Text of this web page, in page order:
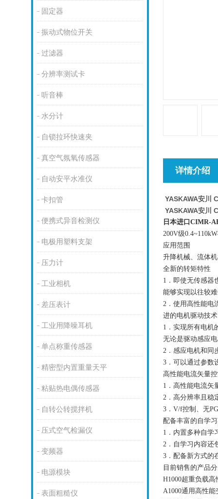
固定器
振动式物位开关
过滤器
分辨率测试卡
听音棒
水分计
自锁拉环快速夹
真空气氛氧传感器
自动安平水准仪
卡扣管
便携式异音检测仪
电极用塑料支架
压力计
工业相机
差压表计
工业用降噪耳机
单点称重传感器
精密型内置重量天平
粘贴热电偶传感器
自转公转搅拌机
压式空气检漏仪
变频器
电源模块
表面粗糙仪
详情介绍
YASKAWA安川
YASKAWA安川
日本进口CIMR-
200V级
应用范围
升降机械、流体
全新的转矩特性
1 ．即使无传感
能够实现以往较
2．使用高性能电
进的电机驱动技
1 ．实现所有电
无论是驱动感应
2．感应电机和同
3．可以通过参数
高性能电流矢量
1 ．高性能电流
2．高分辨率且稳
3． V/f控制、无PG
配备丰富的自学
1 ．内置多种自
2．自学习内容
3．配备新方式
目前销售的产品
H1000超重负载高
A1000通用高性能